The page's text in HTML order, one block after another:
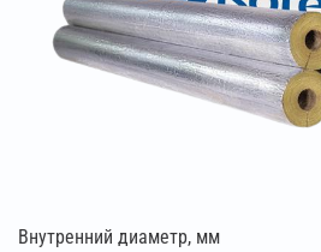
Внутренний диаметр, мм